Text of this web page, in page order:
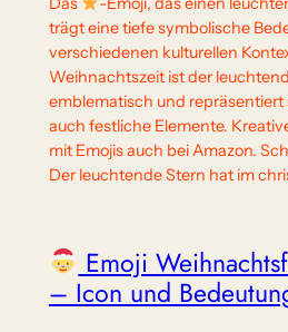
trägt eine tiefe symbolische
verschiedenen kulturellen
Weihnachtszeit ist der
emblematisch und repräsentiert
auch festliche Elemente.
mit Emojis auch bei Amazon.
Der leuchtende Stern hat im
Emoji
– Icon und